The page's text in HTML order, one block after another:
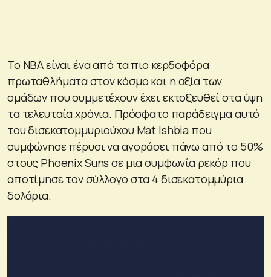
Το NBA είναι ένα από τα πιο κερδοφόρα
πρωταθλήματα στον κόσμο και η αξία των
ομάδων που συμμετέχουν έχει εκτοξευθεί στα ύψη
τα τελευταία χρόνια. Πρόσφατο παράδειγμα αυτό
του δισεκατομμυριούχου Mat Ishbia που
συμφώνησε πέρυσι να αγοράσει πάνω από το 50%
στους Phoenix Suns σε μια συμφωνία ρεκόρ που
αποτίμησε τον σύλλογο στα 4 δισεκατομμύρια
δολάρια.